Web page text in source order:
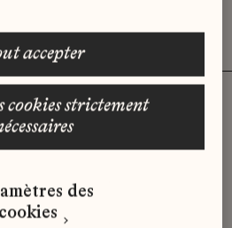
trouvé d'offre
à votre profil ?
votre candidature
accepter
des
cookies